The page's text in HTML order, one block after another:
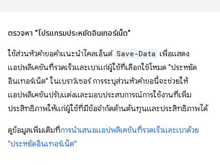
ตรวจหา "โปรแกรมประหยัดอินเทอร์เน็ต"
ใช้ส่วนหัวคำขอคำแนะนำไคลเอ็นต์ Save-Data เพื่อแสดง
แอปพลิเคชันที่รวดเร็วและเบาแก่ผู้ใช้ที่เลือกใช้โหมด "ประหยัด
อินเทอร์เน็ต" ในเบราว์เซอร์ การระบุส่วนหัวคำขอนี้จะช่วยให้
แอปพลิเคชันปรับแต่งและมอบประสบการณ์การใช้งานที่เพิ่ม
ประสิทธิภาพให้แก่ผู้ใช้ที่มีข้อจำกัดด้านต้นทุนและประสิทธิภาพได้
ดูข้อมูลเพิ่มเติมที่การนำเสนอแอปพลิเคชันที่รวดเร็วและเบาด้วย
"ประหยัดอินเทอร์เน็ต"